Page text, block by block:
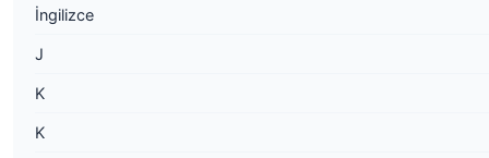
İngilizce
J
K
K